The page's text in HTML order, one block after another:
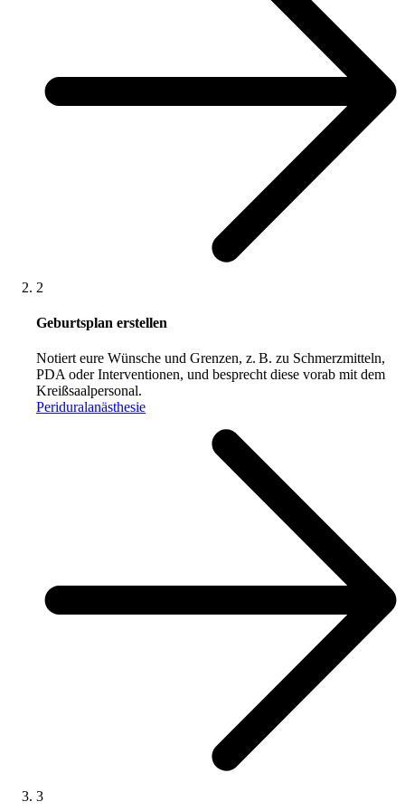
2
Geburtsplan erstellen
Notiert eure Wünsche und Grenzen, z. B. zu Schmerzmitteln,
PDA oder Interventionen, und besprecht diese vorab mit dem
Kreißsaalpersonal.
Periduralanästhesie
3